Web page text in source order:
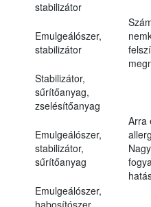
stabilizátor
Emulgeálószer,
stabilizátor
Stabilizátor,
sűrítőanyag,
zselésítőanyag
Emulgeálószer,
stabilizátor,
sűrítőanyag
Arra
Emulgeálószer,
habosítószer,